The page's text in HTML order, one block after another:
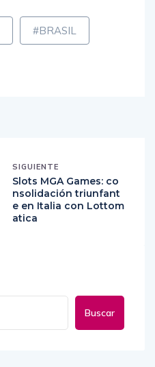
#BRASIL
SIGUIENTE
Slots MGA Games: co
nsolidación triunfant
e en Italia con Lottom
atica
Buscar